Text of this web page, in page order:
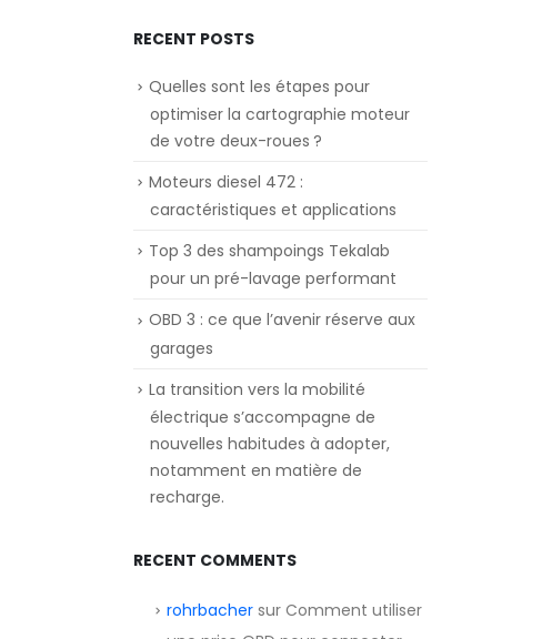
RECENT POSTS
Quelles sont les étapes pour
optimiser la cartographie moteur
de votre deux-roues ?
Moteurs diesel 472 :
caractéristiques et applications
Top 3 des shampoings Tekalab
pour un pré-lavage performant
OBD 3 : ce que l’avenir réserve aux
garages
La transition vers la mobilité
électrique s’accompagne de
nouvelles habitudes à adopter,
notamment en matière de
recharge.
RECENT COMMENTS
rohrbacher sur Comment utiliser